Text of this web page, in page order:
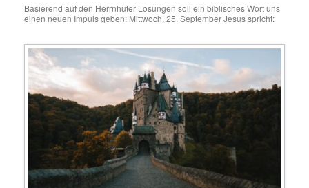
Basierend auf den Herrnhuter Losungen soll ein biblisches Wort uns
einen neuen Impuls geben: Mittwoch, 25. September Jesus spricht:
Matthäus 24,35 Wenn ich in meinen alten Tagebüchern lese, dann
staune ich manchmal an wie wenig ich mich noch erinnen kann und
ich […]